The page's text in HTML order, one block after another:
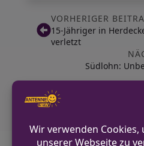
VORHERIGER
15-Jähriger in
verletzt
Südlohn: